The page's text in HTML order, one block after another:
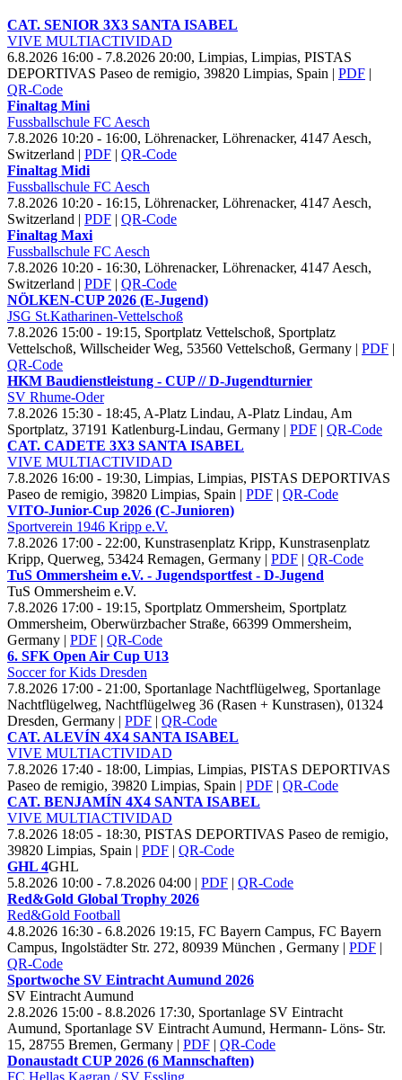
CAT. SENIOR 3X3 SANTA ISABEL
VIVE MULTIACTIVIDAD
6.8.2026 16:00 - 7.8.2026 20:00, Limpias, Limpias, PISTAS
DEPORTIVAS Paseo de remigio, 39820 Limpias, Spain | PDF |
QR-Code
Finaltag Mini
Fussballschule FC Aesch
7.8.2026 10:20 - 16:00, Löhrenacker, Löhrenacker, 4147 Aesch,
Switzerland | PDF | QR-Code
Finaltag Midi
Fussballschule FC Aesch
7.8.2026 10:20 - 16:15, Löhrenacker, Löhrenacker, 4147 Aesch,
Switzerland | PDF | QR-Code
Finaltag Maxi
Fussballschule FC Aesch
7.8.2026 10:20 - 16:30, Löhrenacker, Löhrenacker, 4147 Aesch,
Switzerland | PDF | QR-Code
NÖLKEN-CUP2026 (E-Jugend)
JSG St.Katharinen-Vettelschoß
7.8.2026 15:00 - 19:15, Sportplatz Vettelschoß, Sportplatz
Vettelschoß, Willscheider Weg, 53560 Vettelschoß, Germany | PDF |
QR-Code
HKM Baudienstleistung - CUP // D-Jugendturnier
SV Rhume-Oder
7.8.2026 15:30 - 18:45, A-Platz Lindau, A-Platz Lindau, Am
Sportplatz, 37191 Katlenburg-Lindau, Germany | PDF | QR-Code
CAT. CADETE 3X3 SANTA ISABEL
VIVE MULTIACTIVIDAD
7.8.2026 16:00 - 19:30, Limpias, Limpias, PISTAS DEPORTIVAS
Paseo de remigio, 39820 Limpias, Spain | PDF | QR-Code
VITO-Junior-Cup 2026 (C-Junioren)
Sportverein 1946 Kripp e.V.
7.8.2026 17:00 - 22:00, Kunstrasenplatz Kripp, Kunstrasenplatz
Kripp, Querweg, 53424 Remagen, Germany | PDF | QR-Code
TuS Ommersheim e.V. - Jugendsportfest - D-Jugend
TuS Ommersheim e.V.
7.8.2026 17:00 - 19:15, Sportplatz Ommersheim, Sportplatz
Ommersheim, Oberwürzbacher Straße, 66399 Ommersheim,
Germany | PDF | QR-Code
6. SFK Open Air Cup U13
Soccer for Kids Dresden
7.8.2026 17:00 - 21:00, Sportanlage Nachtflügelweg, Sportanlage
Nachtflügelweg, Nachtflügelweg 36 (Rasen + Kunstrasen), 01324
Dresden, Germany | PDF | QR-Code
CAT. ALEVÍN 4X4 SANTA ISABEL
VIVE MULTIACTIVIDAD
7.8.2026 17:40 - 18:00, Limpias, Limpias, PISTAS DEPORTIVAS
Paseo de remigio, 39820 Limpias, Spain | PDF | QR-Code
CAT. BENJAMÍN 4X4 SANTA ISABEL
VIVE MULTIACTIVIDAD
7.8.2026 18:05 - 18:30, PISTAS DEPORTIVAS Paseo de remigio,
39820 Limpias, Spain | PDF | QR-Code
GHL 4GHL
5.8.2026 10:00 - 7.8.2026 04:00 | PDF | QR-Code
Red&Gold Global Trophy 2026
Red&Gold Football
4.8.2026 16:30 - 6.8.2026 19:15, FC Bayern Campus, FC Bayern
Campus, Ingolstädter Str. 272, 80939 München , Germany | PDF |
QR-Code
Sportwoche SV Eintracht Aumund 2026
SV Eintracht Aumund
2.8.2026 15:00 - 8.8.2026 17:30, Sportanlage SV Eintracht
Aumund, Sportanlage SV Eintracht Aumund, Hermann- Löns- Str.
15, 28755 Bremen, Germany | PDF | QR-Code
Donaustadt CUP2026 (6 Mannschaften)
FC Hellas Kagran / SV Essling